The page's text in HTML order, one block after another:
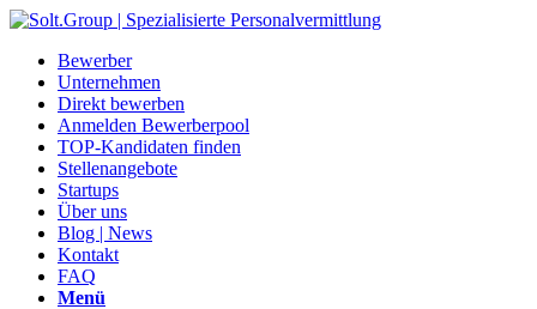
Bewerber
Unternehmen
Direkt bewerben
Anmelden Bewerberpool
TOP-Kandidaten finden
Stellenangebote
Startups
Über uns
Blog | News
Kontakt
FAQ
Menü